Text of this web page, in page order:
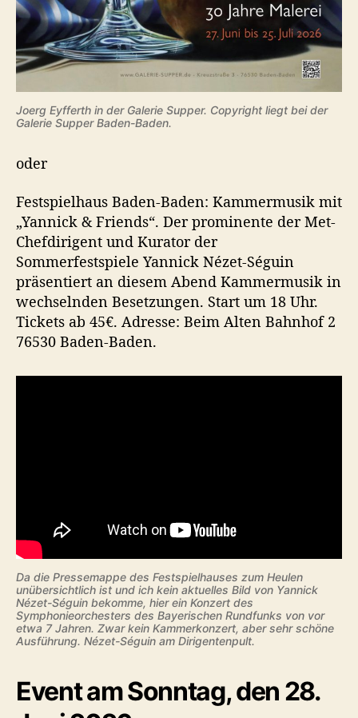
Joerg Eyfferth in der Galerie Supper. Copyright liegt bei der
Galerie Supper Baden-Baden.
oder
Festspielhaus Baden-Baden: Kammermusik mit
„Yannick & Friends“. Der prominente der Met-
Chefdirigent und Kurator der
Sommerfestspiele Yannick Nézet-Séguin
präsentiert an diesem Abend Kammermusik in
wechselnden Besetzungen. Start um 18 Uhr.
Tickets ab 45€. Adresse: Beim Alten Bahnhof 2
76530 Baden-Baden.
Da die Pressemappe des Festspielhauses zum Heulen
unübersichtlich ist und ich kein aktuelles Bild von Yannick
Nézet-Séguin bekomme, hier ein Konzert des
Symphonieorchesters des Bayerischen Rundfunks von vor
etwa 7 Jahren. Zwar kein Kammerkonzert, aber sehr schöne
Ausführung. Nézet-Séguin am Dirigentenpult.
Event am Sonntag, den 28.